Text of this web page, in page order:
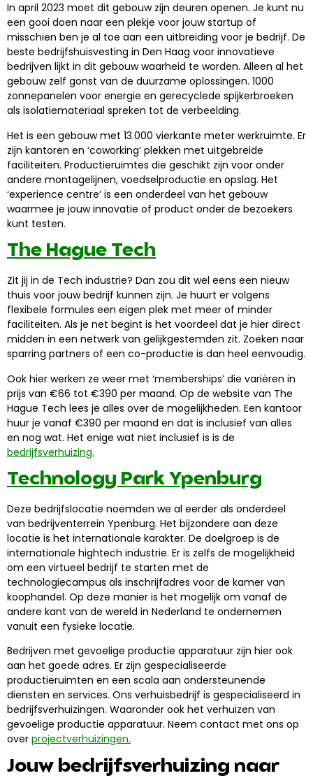
In april 2023 moet dit gebouw zijn deuren openen. Je kunt nu
een gooi doen naar een plekje voor jouw startup of
misschien ben je al toe aan een uitbreiding voor je bedrijf. De
beste bedrijfshuisvesting in Den Haag voor innovatieve
bedrijven lijkt in dit gebouw waarheid te worden. Alleen al het
gebouw zelf gonst van de duurzame oplossingen. 1000
zonnepanelen voor energie en gerecyclede spijkerbroeken
als isolatiemateriaal spreken tot de verbeelding.
Het is een gebouw met 13.000 vierkante meter werkruimte. Er
zijn kantoren en ‘coworking’ plekken met uitgebreide
faciliteiten. Productieruimtes die geschikt zijn voor onder
andere montagelijnen, voedselproductie en opslag. Het
‘experience centre’ is een onderdeel van het gebouw
waarmee je jouw innovatie of product onder de bezoekers
kunt testen.
The Hague Tech
Zit jij in de Tech industrie? Dan zou dit wel eens een nieuw
thuis voor jouw bedrijf kunnen zijn. Je huurt er volgens
flexibele formules een eigen plek met meer of minder
faciliteiten. Als je net begint is het voordeel dat je hier direct
midden in een netwerk van gelijkgestemden zit. Zoeken naar
sparring partners of een co-productie is dan heel eenvoudig.
Ook hier werken ze weer met ‘memberships’ die variëren in
prijs van €66 tot €390 per maand. Op de website van The
Hague Tech lees je alles over de mogelijkheden. Een kantoor
huur je vanaf €390 per maand en dat is inclusief van alles
en nog wat. Het enige wat niet inclusief is is de
bedrijfsverhuizing.
Technology Park Ypenburg
Deze bedrijfslocatie noemden we al eerder als onderdeel
van bedrijventerrein Ypenburg. Het bijzondere aan deze
locatie is het internationale karakter. De doelgroep is de
internationale hightech industrie. Er is zelfs de mogelijkheid
om een virtueel bedrijf te starten met de
technologiecampus als inschrijfadres voor de kamer van
koophandel. Op deze manier is het mogelijk om vanaf de
andere kant van de wereld in Nederland te ondernemen
vanuit een fysieke locatie.
Bedrijven met gevoelige productie apparatuur zijn hier ook
aan het goede adres. Er zijn gespecialiseerde
productieruimten en een scala aan ondersteunende
diensten en services. Ons verhuisbedrijf is gespecialiseerd in
bedrijfsverhuizingen. Waaronder ook het verhuizen van
gevoelige productie apparatuur. Neem contact met ons op
over projectverhuizingen.
Jouw bedrijfsverhuizing naar